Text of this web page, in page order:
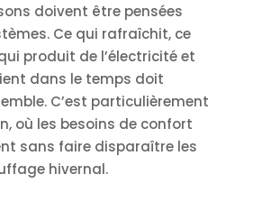
doivent être pensées
Ce qui rafraîchit, ce
produit de l’électricité et
dans le temps doit
C’est particulièrement
où les besoins de confort
sans faire disparaître les
hivernal.